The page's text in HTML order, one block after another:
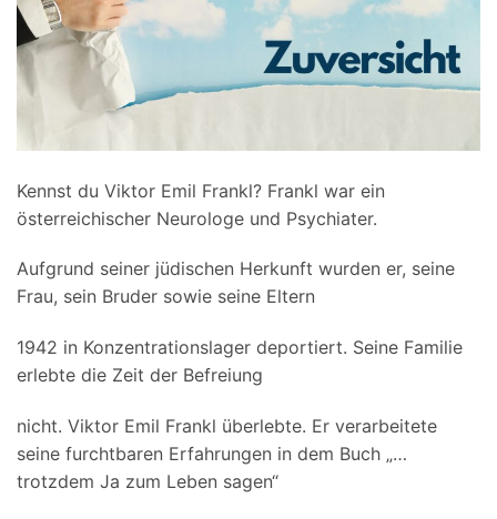
Kennst du Viktor Emil Frankl? Frankl war ein
österreichischer Neurologe und Psychiater.
Aufgrund seiner jüdischen Herkunft wurden er, seine
Frau, sein Bruder sowie seine Eltern
1942 in Konzentrationslager deportiert. Seine Familie
erlebte die Zeit der Befreiung
nicht. Viktor Emil Frankl überlebte. Er verarbeitete
seine furchtbaren Erfahrungen in dem Buch „…
trotzdem Ja zum Leben sagen“